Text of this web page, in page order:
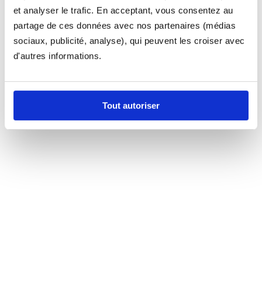
et analyser le trafic. En acceptant, vous consentez au
partage de ces données avec nos partenaires (médias
sociaux, publicité, analyse), qui peuvent les croiser avec
d'autres informations.
Tout autoriser